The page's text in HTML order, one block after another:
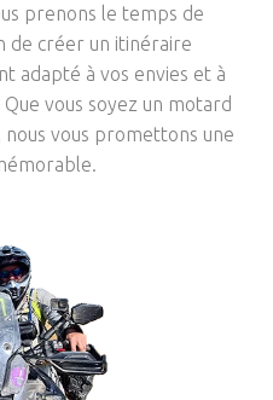
prenons le temps de
de créer un itinéraire
adapté à vos envies et à
vous soyez un motard
vous promettons une